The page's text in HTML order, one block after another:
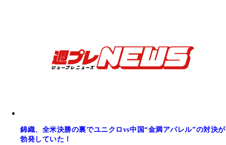
錦織、全米決勝の裏でユニクロvs中国“金満アパレル”の対決が
勃発していた！